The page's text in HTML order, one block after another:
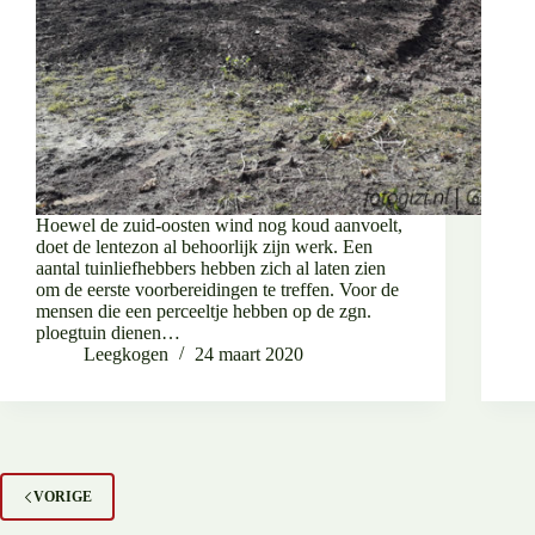
Hoewel de zuid-oosten wind nog koud aanvoelt,
doet de lentezon al behoorlijk zijn werk. Een
aantal tuinliefhebbers hebben zich al laten zien
om de eerste voorbereidingen te treffen. Voor de
mensen die een perceeltje hebben op de zgn.
ploegtuin dienen…
Leegkogen
24 maart 2020
VORIGE